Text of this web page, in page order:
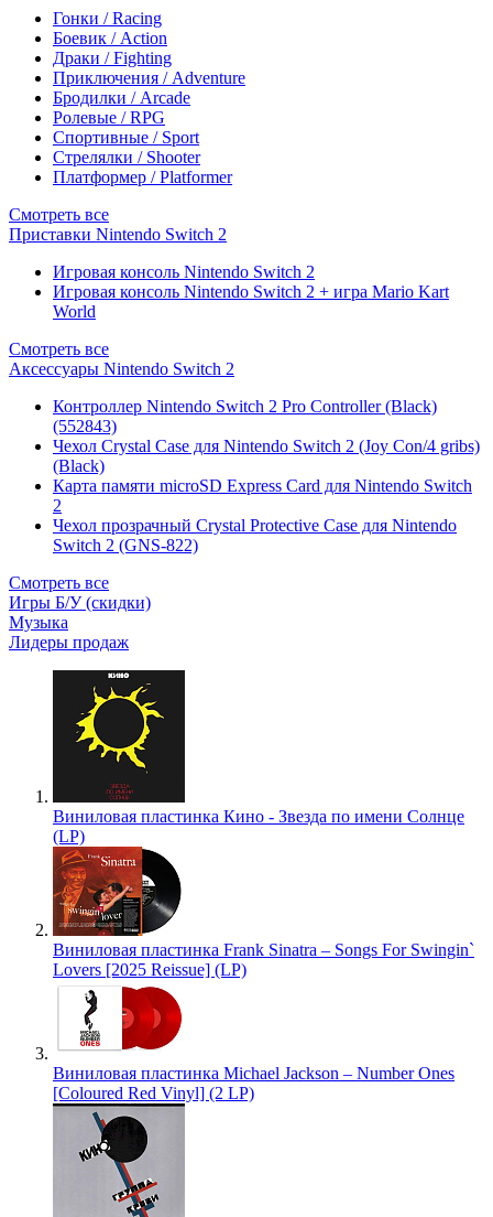
Гонки / Racing
Боевик / Action
Драки / Fighting
Приключения / Adventure
Бродилки / Arcade
Ролевые / RPG
Спортивные / Sport
Стрелялки / Shooter
Платформер / Platformer
Смотреть все
Приставки Nintendo Switch 2
Игровая консоль Nintendo Switch 2
Игровая консоль Nintendo Switch 2 + игра Mario Kart
World
Смотреть все
Аксессуары Nintendo Switch 2
Контроллер Nintendo Switch 2 Pro Controller (Black)
(552843)
Чехол Сrystal Сase для Nintendo Switch 2 (Joy Con/4 gribs)
(Black)
Карта памяти microSD Express Card для Nintendo Switch
2
Чехол прозрачный Crystal Protective Case для Nintendo
Switch 2 (GNS-822)
Смотреть все
Игры Б/У (скидки)
Музыка
Лидеры продаж
Виниловая пластинка Кино - Звезда по имени Солнце
(LP)
Виниловая пластинка Frank Sinatra – Songs For Swingin`
Lovers [2025 Reissue] (LP)
Виниловая пластинка Michael Jackson – Number Ones
[Coloured Red Vinyl] (2 LP)